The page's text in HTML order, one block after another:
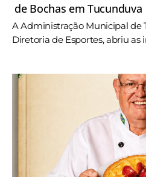
de Bochas em Tucunduva
A Administração Municipal de
Diretoria de Esportes, abriu as